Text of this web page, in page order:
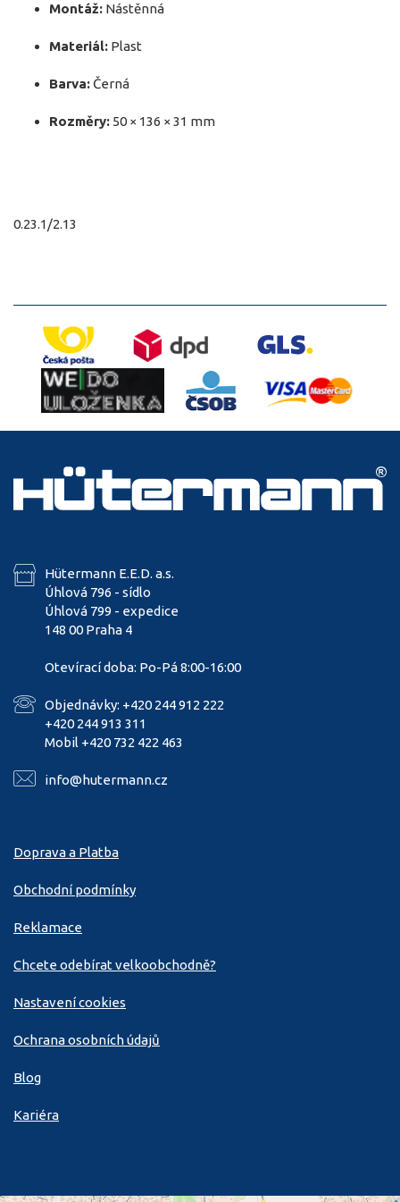
Montáž: Nástěnná
Materiál: Plast
Barva: Černá
Rozměry: 50 × 136 × 31 mm
0.23.1/2.13
Hütermann E.E.D. a.s.
Úhlová 796 - sídlo
Úhlová 799 - expedice
148 00 Praha 4
Otevírací doba: Po-Pá 8:00-16:00
Objednávky: +420 244 912 222
+420 244 913 311
Mobil +420 732 422 463
info@hutermann.cz
Doprava a Platba
Obchodní podmínky
Reklamace
Chcete odebírat velkoobchodně?
Nastavení cookies
Ochrana osobních údajů
Blog
Kariéra